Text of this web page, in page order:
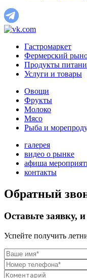
Гастромаркет
Фермерский
Продукты
Услуги и товары
Овощи
Фрукты
Молоко
Мясо
Рыба и
галерея
видео о рынке
афиша
контакты
Обратный
Оставьте заявку,
Успейте получить